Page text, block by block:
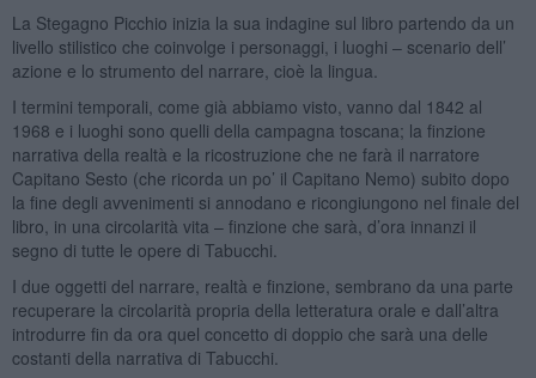
La Stegagno Picchio inizia la sua indagine sul libro partendo da un
livello stilistico che coinvolge i personaggi, i luoghi – scenario dell’
azione e lo strumento del narrare, cioè la lingua.
I termini temporali, come già abbiamo visto, vanno dal 1842 al
1968 e i luoghi sono quelli della campagna toscana; la finzione
narrativa della realtà e la ricostruzione che ne farà il narratore
Capitano Sesto (che ricorda un po’ il Capitano Nemo) subito dopo
la fine degli avvenimenti si annodano e ricongiungono nel finale del
libro, in una circolarità vita – finzione che sarà, d’ora innanzi il
segno di tutte le opere di Tabucchi.
I due oggetti del narrare, realtà e finzione, sembrano da una parte
recuperare la circolarità propria della letteratura orale e dall’altra
introdurre fin da ora quel concetto di doppio che sarà una delle
costanti della narrativa di Tabucchi.